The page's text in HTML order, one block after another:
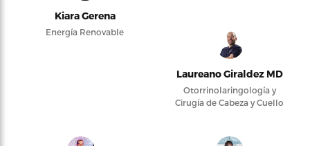
Kiara Gerena
Energía Renovable
Laureano Giraldez MD
Otorrinolaringología y
Cirugía de Cabeza y Cuello